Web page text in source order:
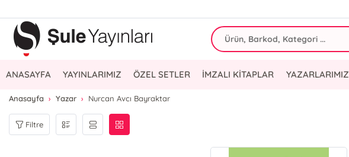
ANASAYFA YAYINLARIMIZ ÖZEL SETLER İMZALI KİTAPLAR YAZARLARIMIZ
Anasayfa Yazar Nurcan Avcı Bayraktar
Filtre